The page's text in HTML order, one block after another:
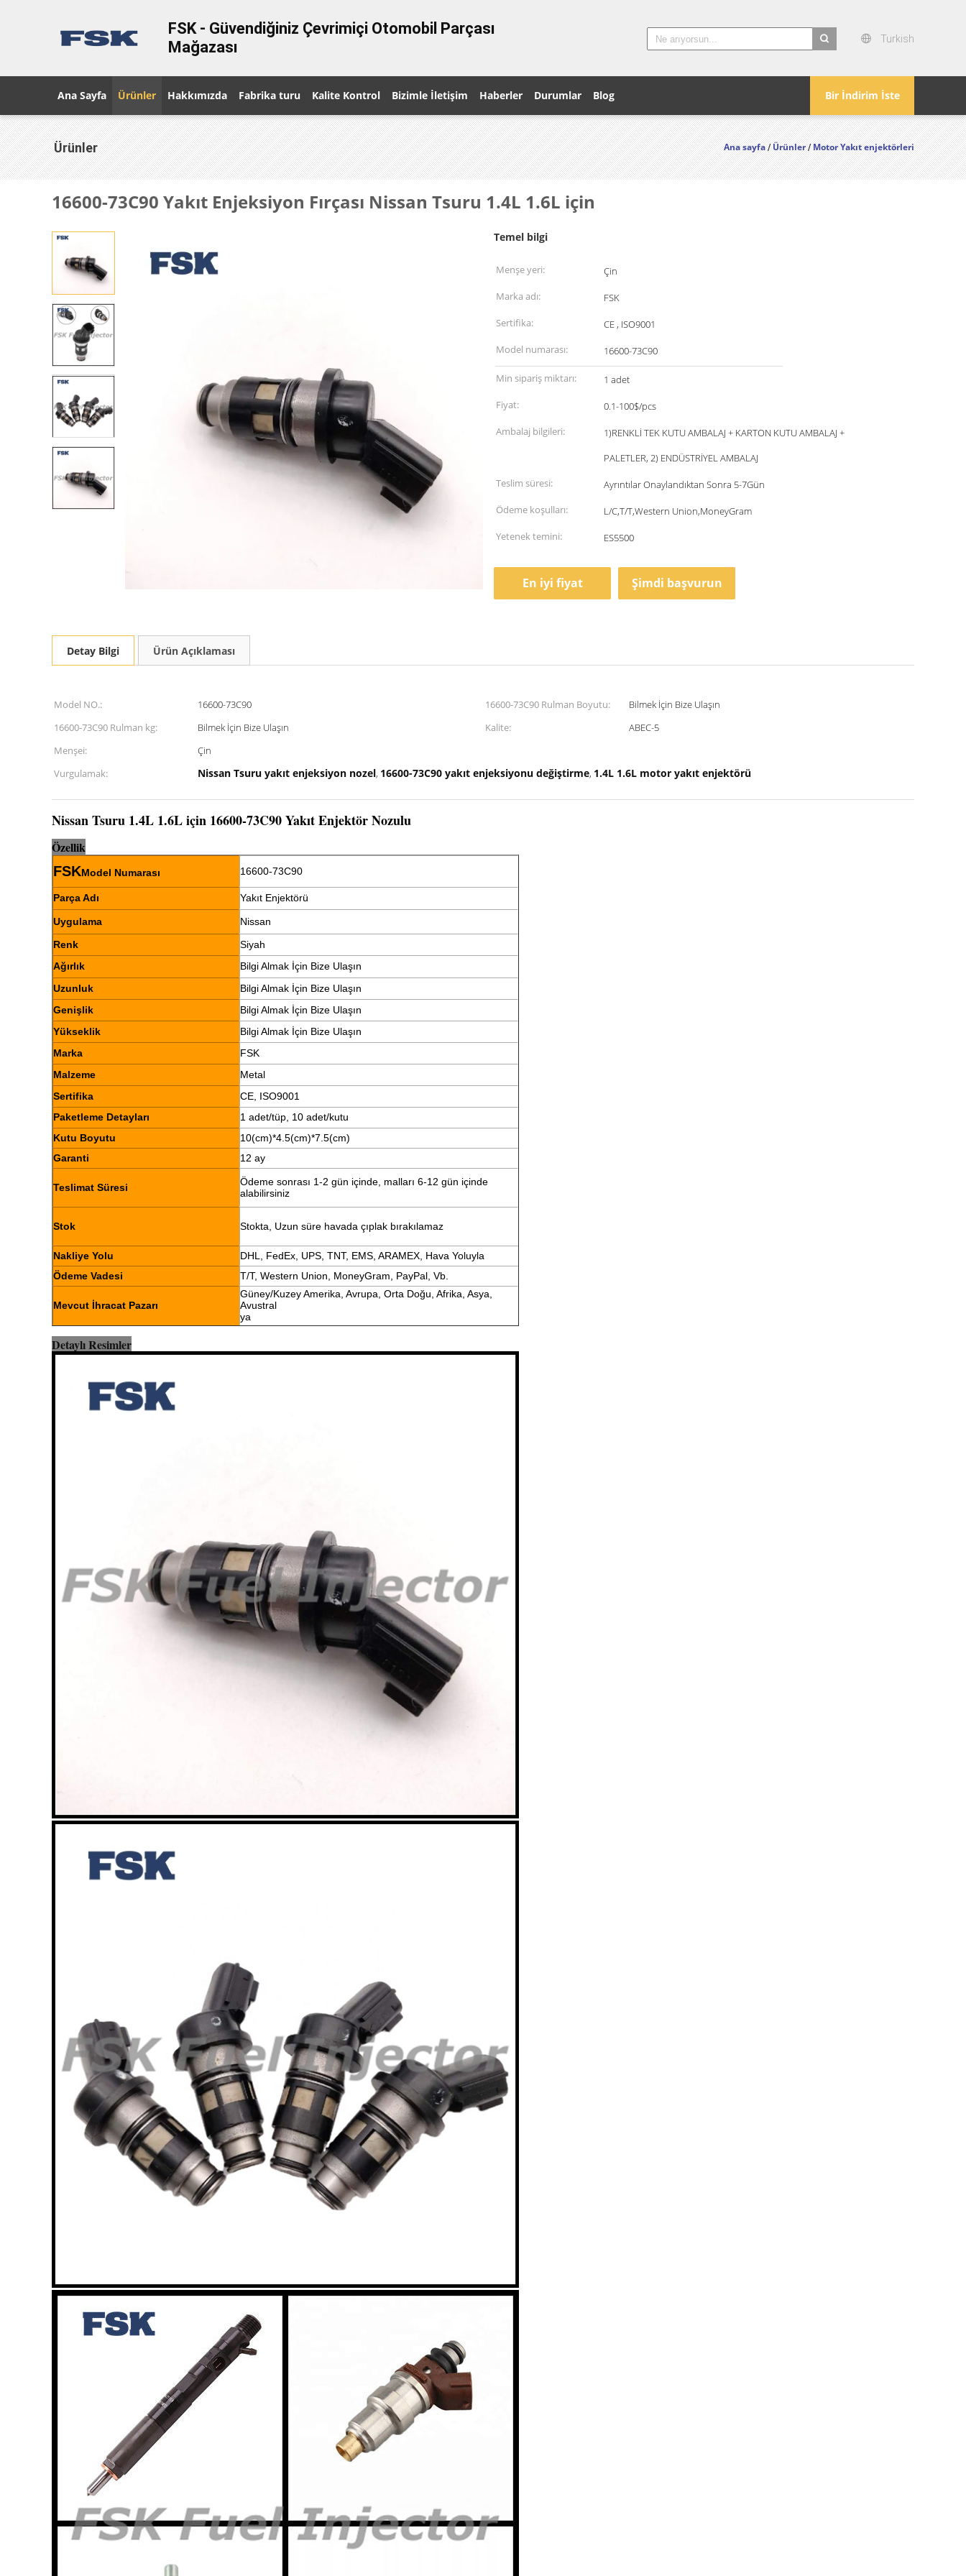
FSK - Güvendiğiniz Çevrimiçi Otomobil Parçası
Mağazası
Turkish
Bir İndirim İste
Ana Sayfa Ürünler Hakkımızda Fabrika turu Kalite Kontrol Bizimle İletişim Haberler Durumlar Blog
Ürünler Ana sayfa /Ürünler/Motor Yakıt enjektörleri
16600-73C90 Yakıt Enjeksiyon Fırçası Nissan Tsuru 1.4L 1.6L için
Temel bilgi
Menşe yeri:
Çin
Marka adı:
FSK
Sertifika:
CE , ISO9001
Model numarası:
16600-73C90
Min sipariş miktarı:
1 adet
Fiyat:
0.1-100$/pcs
Ambalaj bilgileri:
1)RENKLİ TEK KUTU AMBALAJ + KARTON KUTU AMBALAJ +
PALETLER, 2) ENDÜSTRİYEL AMBALAJ
Teslim süresi:
Ayrıntılar Onaylandıktan Sonra 5-7Gün
Ödeme koşulları:
L/C,T/T,Western Union,MoneyGram
Yetenek temini:
ES5500
En iyi fiyat Şimdi başvurun
Detay Bilgi Ürün Açıklaması
Model NO.: 16600-73C90 16600-73C90 Rulman Boyutu:
Bilmek İçin Bize Ulaşın
16600-73C90 Rulman kg:
Bilmek İçin Bize Ulaşın Kalite:
ABEC-5
Menşei:
Çin
Vurgulamak:
Nissan Tsuru yakıt enjeksiyon nozel, 16600-73C90 yakıt enjeksiyonu değiştirme, 1.4L 1.6L motor yakıt enjektörü
Nissan Tsuru 1.4L 1.6L için 16600-73C90 Yakıt Enjektör Nozulu
Özellik
FSKModel Numarası 16600-73C90
Parça Adı Yakıt Enjektörü
Uygulama
Nissan
Renk
Siyah
Ağırlık
Bilgi Almak İçin Bize Ulaşın
Uzunluk
Bilgi Almak İçin Bize Ulaşın
Genişlik
Bilgi Almak İçin Bize Ulaşın
Yükseklik
Bilgi Almak İçin Bize Ulaşın
Marka
FSK
Malzeme
Metal
Sertifika
CE, ISO9001
Paketleme Detayları
1 adet/tüp, 10 adet/kutu
Kutu Boyutu
10(cm)*4.5(cm)*7.5(cm)
Garanti
12 ay
Teslimat Süresi
Ödeme sonrası 1-2 gün içinde, malları 6-12 gün içinde
alabilirsiniz
Stok Stokta, Uzun süre havada çıplak bırakılamaz
Nakliye Yolu
DHL, FedEx, UPS, TNT, EMS, ARAMEX, Hava Yoluyla
Ödeme Vadesi
T/T, Western Union, MoneyGram, PayPal, Vb.
Mevcut İhracat Pazarı
Güney/Kuzey Amerika, Avrupa, Orta Doğu, Afrika, Asya,
Avustral
ya
Detaylı Resimler